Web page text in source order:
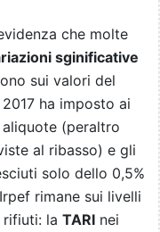
che molte
sginificative
sui valori del
ha imposto ai
(peraltro
al ribasso) e gli
solo dello 0,5%
rimane sui livelli
rifiuti: la TARI nei